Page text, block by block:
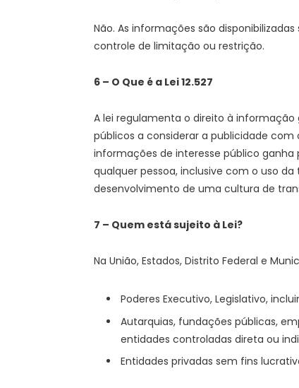
Não. As informações são
controle de limitação ou restrição.
6 – O Que é a Lei 12.527
A lei regulamenta o direito à
públicos a considerar a publicidade
informações de interesse público
qualquer pessoa, inclusive com o uso
desenvolvimento de uma cultura de
7 – Quem está sujeito à Lei?
Na União, Estados, Distrito Federal e
Poderes Executivo, Legislativo,
Autarquias, fundações públicas,
entidades controladas direta ou
Entidades privadas sem fins